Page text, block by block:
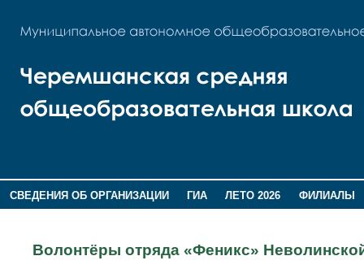
СВЕДЕНИЯ ОБ ОРГАНИЗАЦИИ ГИА ЛЕТО 2026
ФИЛИАЛЫ
Волонтёры отряда «Феникс»